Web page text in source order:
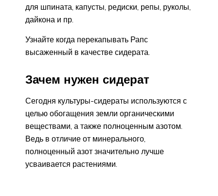
для шпината, капусты, редиски, репы, руколы,
дайкона и пр.
Узнайте когда перекапывать Рапс
высаженный в качестве сидерата.
Зачем нужен сидерат
Сегодня культуры-сидераты используются с
целью обогащения земли органическими
веществами, а также полноценным азотом.
Ведь в отличие от минерального,
полноценный азот значительно лучше
усваивается растениями.